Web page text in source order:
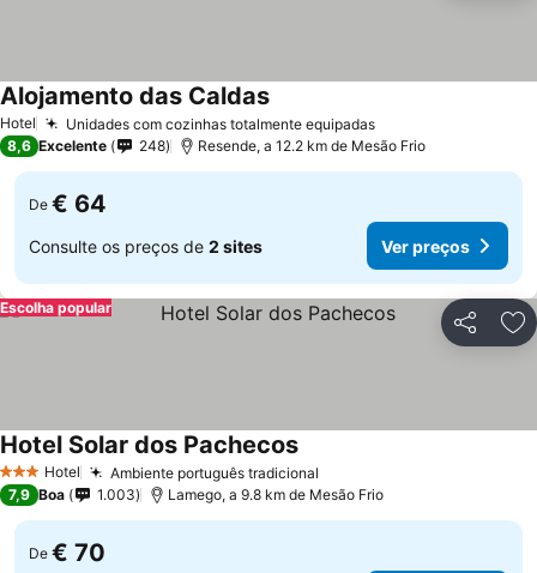
Hotel Unidades com cozinhas totalmente equipadas
Alojamento das Caldas
8,6 Excelente 248 Resende, a 12.2 km de Mesão Frio
De € 64
Consulte os preços de 2 sites Ver preços
Partilhar
Escolha popular
3 EstrelasHotel Ambiente português tradicional
Hotel Solar dos Pachecos
7,9 Boa 1.003 Lamego, a 9.8 km de Mesão Frio
De € 70